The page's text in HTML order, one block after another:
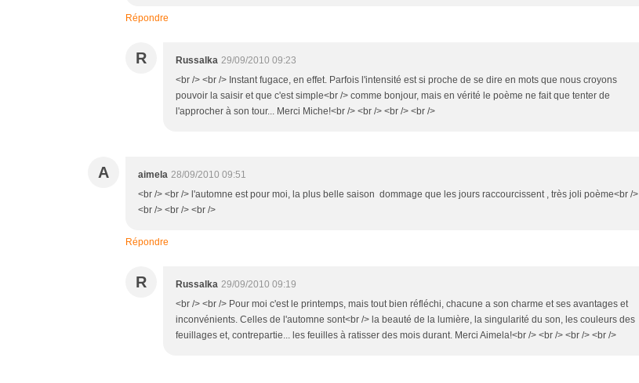
Répondre
R Russalka 29/09/2010 09:23
<br /> <br /> Instant fugace, en effet. Parfois l'intensité est si proche de se dire en mots que nous croyons
pouvoir la saisir et que c'est simple<br /> comme bonjour, mais en vérité le poème ne fait que tenter de
l'approcher à son tour... Merci Miche!<br /> <br /> <br /> <br />
A aimela 28/09/2010 09:51
<br /> <br /> l'automne est pour moi, la plus belle saison dommage que les jours raccourcissent , très joli poème<br />
<br /> <br /> <br />
Répondre
R Russalka 29/09/2010 09:19
<br /> <br /> Pour moi c'est le printemps, mais tout bien réfléchi, chacune a son charme et ses avantages et
inconvénients. Celles de l'automne sont<br /> la beauté de la lumière, la singularité du son, les couleurs des
feuillages et, contrepartie... les feuilles à ratisser des mois durant. Merci Aimela!<br /> <br /> <br /> <br />